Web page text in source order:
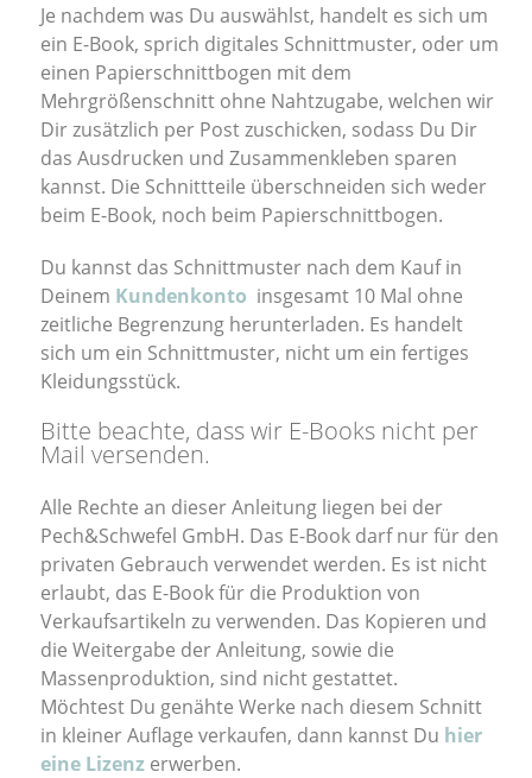
Je nachdem was Du auswählst, handelt es sich um
ein E-Book, sprich digitales Schnittmuster, oder um
einen Papierschnittbogen mit dem
Mehrgrößenschnitt ohne Nahtzugabe, welchen wir
Dir zusätzlich per Post zuschicken, sodass Du Dir
das Ausdrucken und Zusammenkleben sparen
kannst. Die Schnittteile überschneiden sich weder
beim E-Book, noch beim Papierschnittbogen.
Du kannst das Schnittmuster nach dem Kauf in
Deinem Kundenkonto insgesamt 10 Mal ohne
zeitliche Begrenzung herunterladen. Es handelt
sich um ein Schnittmuster, nicht um ein fertiges
Kleidungsstück.
Bitte beachte, dass wir E-Books nicht per
Mail versenden.
Alle Rechte an dieser Anleitung liegen bei der
Pech&Schwefel GmbH. Das E-Book darf nur für den
privaten Gebrauch verwendet werden. Es ist nicht
erlaubt, das E-Book für die Produktion von
Verkaufsartikeln zu verwenden. Das Kopieren und
die Weitergabe der Anleitung, sowie die
Massenproduktion, sind nicht gestattet.
Möchtest Du genähte Werke nach diesem Schnitt
in kleiner Auflage verkaufen, dann kannst Du hier
eine Lizenzerwerben.